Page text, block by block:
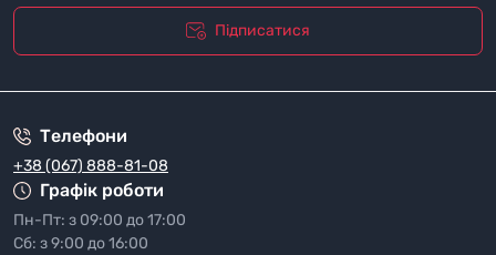
Підписатися
Телефони
+38 (067) 888-81-08
Графік роботи
Пн-Пт: з 09:00 до 17:00
Сб: з 9:00 до 16:00